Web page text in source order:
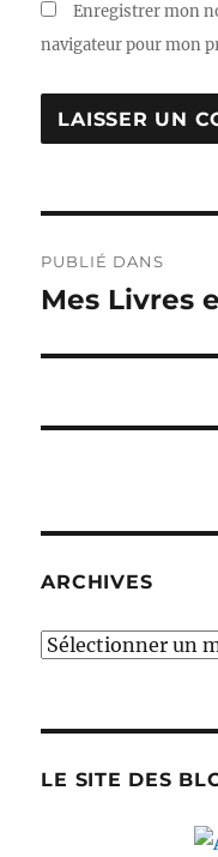
Enregistrer mon
navigateur pour mon
de
PUBLIÉ DANS
Mes Livres
ARCHIVES
Archives
LE SITE DES